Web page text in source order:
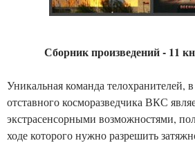
Сборник произведений - 11
Уникальная команда телохранителей,
отставного косморазведчика ВКС
экстрасенсорными возможностями,
ходе которого нужно разрешить